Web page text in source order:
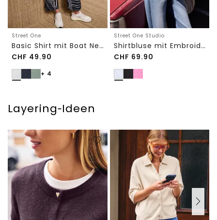
Street One
Basic Shirt mit Boat Neck und Elastikbund
CHF 49.90
+ 4
Street One Studio
Shirtbluse mit Embroidery-Front
CHF 69.90
Layering‑Ideen